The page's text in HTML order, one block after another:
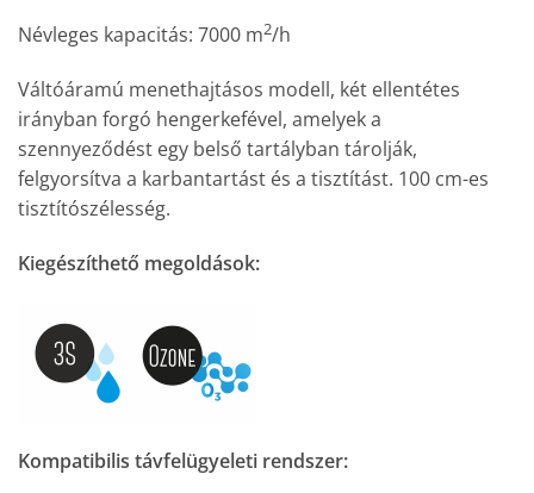
Névleges kapacitás: 7000 m2/h
Váltóáramú menethajtásos modell, két ellentétes
irányban forgó hengerkefével, amelyek a
szennyeződést egy belső tartályban tárolják,
felgyorsítva a karbantartást és a tisztítást. 100 cm-es
tisztítószélesség.
Kiegészíthető megoldások:
Kompatibilis távfelügyeleti rendszer: